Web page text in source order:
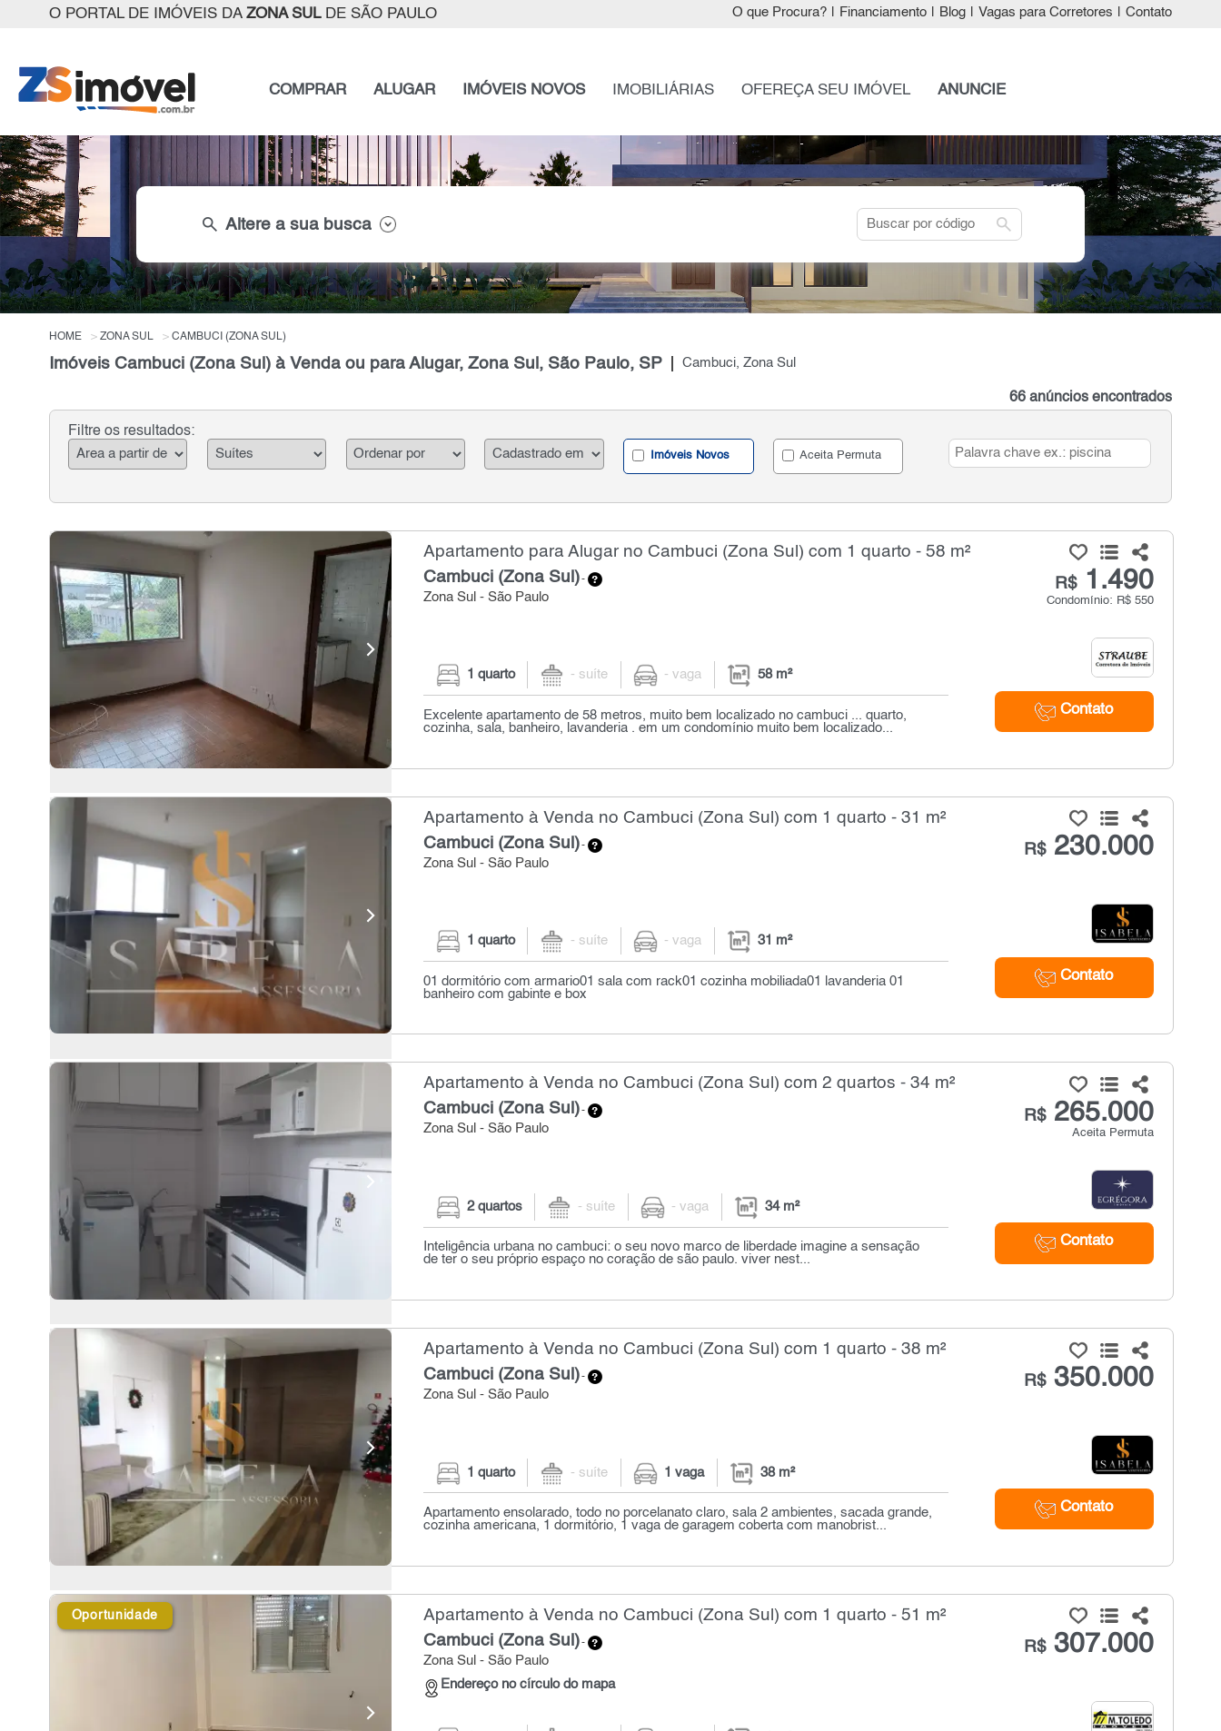
O PORTAL DE IMÓVEIS DA ZONA SULDE SÃO PAULO O que Procura? Financiamento Blog Vagas para Corretores Contato
COMPRAR ALUGAR IMÓVEIS NOVOS IMOBILIÁRIAS OFEREÇA SEU IMÓVEL ANUNCIE
search Altere a sua busca search
HOME ZONA SUL CAMBUCI (ZONA SUL)
Imóveis Cambuci (Zona Sul) à Venda ou para Alugar, Zona Sul, São Paulo, SP Cambuci, Zona Sul
66 anúncios encontrados
Filtre os resultados:
Imóveis Novos Aceita Permuta
Apartamento para Alugar no Cambuci (Zona Sul) com 1 quarto - 58 m²
Cambuci (Zona Sul)-
Zona Sul - São Paulo
R$1.490
Condomínio: R$ 550
Contato
1 quarto - suíte - vaga 58 m²
Excelente apartamento de 58 metros, muito bem localizado no cambuci ... quarto,
cozinha, sala, banheiro, lavanderia . em um condomínio muito bem localizado...
Apartamento à Venda no Cambuci (Zona Sul) com 1 quarto - 31 m²
Cambuci (Zona Sul)-
Zona Sul - São Paulo
R$230.000
Contato
1 quarto - suíte - vaga 31 m²
01 dormitório com armario01 sala com rack01 cozinha mobiliada01 lavanderia 01
banheiro com gabinte e box
Apartamento à Venda no Cambuci (Zona Sul) com 2 quartos - 34 m²
Cambuci (Zona Sul)-
Zona Sul - São Paulo
R$265.000
Aceita Permuta
Contato
2 quartos - suíte - vaga 34 m²
Inteligência urbana no cambuci: o seu novo marco de liberdade imagine a sensação
de ter o seu próprio espaço no coração de são paulo. viver nest...
Apartamento à Venda no Cambuci (Zona Sul) com 1 quarto - 38 m²
Cambuci (Zona Sul)-
Zona Sul - São Paulo
R$350.000
Contato
1 quarto - suíte 1 vaga 38 m²
Apartamento ensolarado, todo no porcelanato claro, sala 2 ambientes, sacada grande,
cozinha americana, 1 dormitório, 1 vaga de garagem coberta com manobrist...
Oportunidade Apartamento à Venda no Cambuci (Zona Sul) com 1 quarto - 51 m²
Cambuci (Zona Sul)-
Zona Sul - São Paulo
Endereço no círculo do mapa
R$307.000